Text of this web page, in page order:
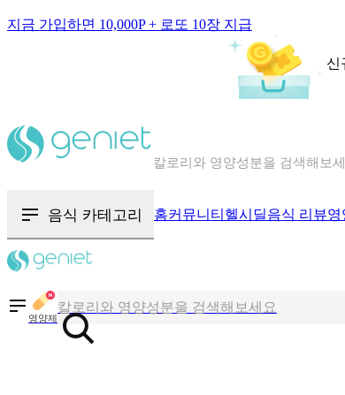
지금 가입하면 10,000P + 로또 10장 지급
신
칼로리와 영양성분을 검색해보
음식 카테고리 홈커뮤니티 헬시딜음식 리뷰영
영양제
칼로리와 영양성분을 검색해보세요
혈당 · 다이어트 음식 검색해보세요